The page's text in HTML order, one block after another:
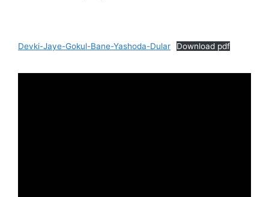
Devki-Jaye-Gokul-Bane-Yashoda-Dular Download pdf